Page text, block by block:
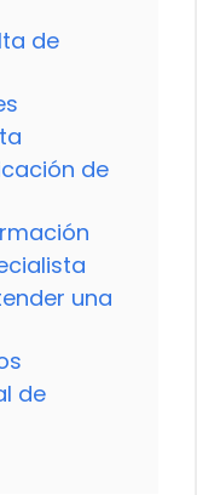
de
de
una
de